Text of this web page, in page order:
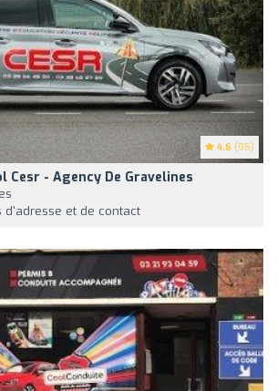
4.6 (95)
Cesr - Agency De Gravelines
d'adresse et de contact